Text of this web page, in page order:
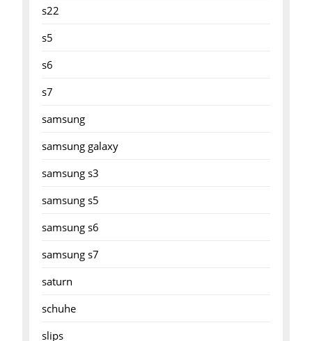
s22
s5
s6
s7
samsung
samsung galaxy
samsung s3
samsung s5
samsung s6
samsung s7
saturn
schuhe
slips